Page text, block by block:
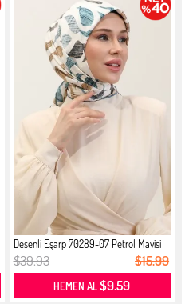
Desenli Eşarp 70289-07 Petrol Mavisi
$39.93 $15.99
HEMEN AL$9.59